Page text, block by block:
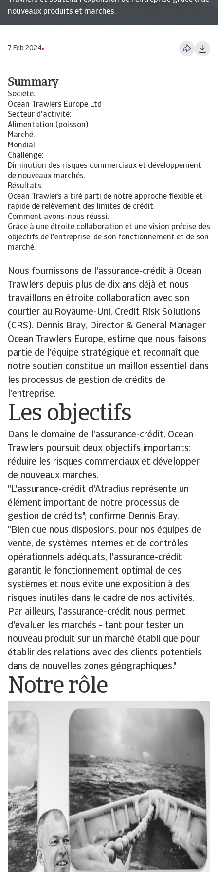
nouveaux produits et marchés.
7 Feb 2024
Nous fournissons de l'assurance-crédit à Ocean
Trawlers depuis plus de dix ans déjà et nous
travaillons en étroite collaboration avec son
courtier au Royaume-Uni, Credit Risk Solutions
(CRS). Dennis Bray, Director & General Manager
Ocean Trawlers Europe, estime que nous faisons
partie de l'équipe stratégique et reconnaît que
notre soutien constitue un maillon essentiel dans
les processus de gestion de crédits de
l'entreprise.
Les objectifs
Dans le domaine de l'assurance-crédit, Ocean
Trawlers poursuit deux objectifs importants:
réduire les risques commerciaux et développer
de nouveaux marchés.
"L'assurance-crédit d'Atradius représente un
élément important de notre processus de
gestion de crédits", confirme Dennis Bray.
"Bien que nous disposions, pour nos équipes de
vente, de systèmes internes et de contrôles
opérationnels adéquats, l'assurance-crédit
garantit le fonctionnement optimal de ces
systèmes et nous évite une exposition à des
risques inutiles dans le cadre de nos activités.
Par ailleurs, l'assurance-crédit nous permet
d'évaluer les marchés - tant pour tester un
nouveau produit sur un marché établi que pour
établir des relations avec des clients potentiels
dans de nouvelles zones géographiques."
Notre rôle
Summary
Société:
Ocean Trawlers Europe Ltd
Secteur d'activité:
Alimentation (poisson)
Marché:
Mondial
Challenge:
Diminution des risques commerciaux et développement
de nouveaux marchés.
Résultats:
Ocean Trawlers a tiré parti de notre approche flexible et
rapide de relèvement des limites de crédit.
Comment avons-nous réussi:
Grâce à une étroite collaboration et une vision précise des
objectifs de l'entreprise, de son fonctionnement et de son
marché.